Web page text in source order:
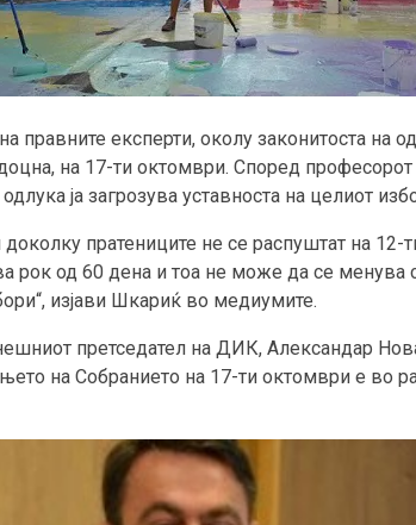
правните експерти, околу законитоста на
на 17-ти октомври. Според
ја загрозува уставноста на целиот
пратениците не се распуштат на 12-
рок од 60 дена и тоа не може да се менува
изјави Шкариќ во медиумите.
претседател на ДИК, Александар
на Собранието на 17-ти октомври е во